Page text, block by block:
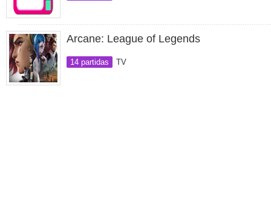
Arcane: League of Legends
14 partidas TV